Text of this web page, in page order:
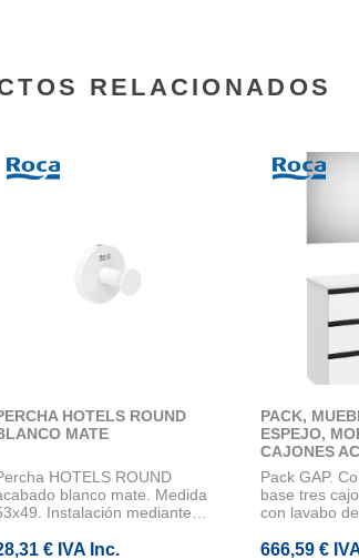
RELACIONADOS
HOTELS ROUND
MATE
HOTELS ROUND
blanco mate. Medida
Instalación mediante
€ IVA Inc.
PACK,
ESPEJO,
CAJONES
MATE Y
MEDIDA
Pack GAP.
base tres
con lavabo
666,59 €